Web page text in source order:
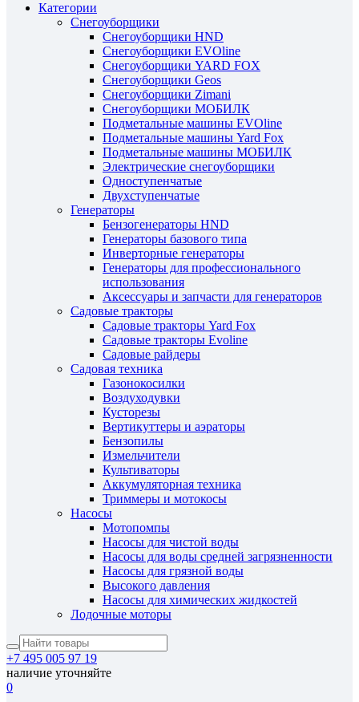
Категории
Снегоуборщики
Снегоуборщики HND
Снегоуборщики EVOline
Снегоуборщики YARD FOX
Снегоуборщики Geos
Снегоуборщики Zimani
Снегоуборщики МОБИЛК
Подметальные машины EVOline
Подметальные машины Yard Fox
Подметальные машины МОБИЛК
Электрические снегоуборщики
Одноступенчатые
Двухступенчатые
Генераторы
Бензогенераторы HND
Генераторы базового типа
Инверторные генераторы
Генераторы для профессионального
использования
Аксессуары и запчасти для генераторов
Садовые тракторы
Садовые тракторы Yard Fox
Садовые тракторы Evoline
Садовые райдеры
Садовая техника
Газонокосилки
Воздуходувки
Кусторезы
Вертикуттеры и аэраторы
Бензопилы
Измельчители
Культиваторы
Аккумуляторная техника
Триммеры и мотокосы
Насосы
Мотопомпы
Насосы для чистой воды
Насосы для воды средней загрязненности
Насосы для грязной воды
Высокого давления
Насосы для химических жидкостей
Лодочные моторы
+7 495 005 97 19
наличие уточняйте
0